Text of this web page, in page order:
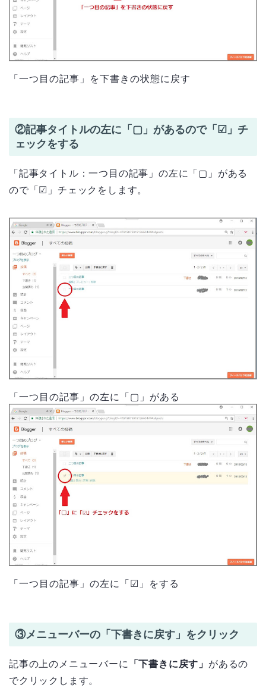
「一つ目の記事」を下書きの状態に戻す
②記事タイトルの左に「▢」があるので「☑」チ
ェックをする
「記事タイトル：一つ目の記事」の左に「▢」がある
ので「☑」チェックをします。
「一つ目の記事」の左に「▢」がある
「一つ目の記事」の左に「☑」をする
③メニューバーの「下書きに戻す」をクリック
記事の上のメニューバーに 「下書きに戻す」 があるの
でクリックします。